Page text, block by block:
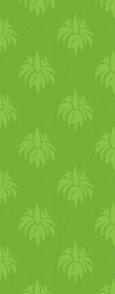
a
a testi és
ezzel
ésvíz